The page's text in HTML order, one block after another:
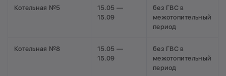
Котельная №5
15.05 —
15.09
без ГВС в
межотопительный
период
Котельная №8
15.05 —
15.09
без ГВС в
межотопительный
период